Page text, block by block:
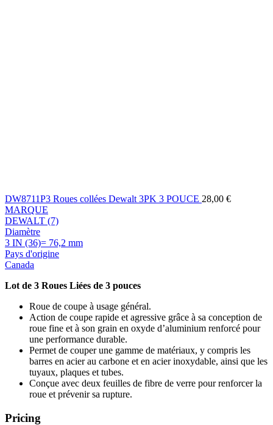
DW8711P3 Roues collées Dewalt 3PK 3 POUCE 28,00 €
MARQUE
DEWALT (7)
Diamètre
3 IN (36)= 76,2 mm
Pays d'origine
Canada
Lot de 3 Roues Liées de 3 pouces
Roue de coupe à usage général.
Action de coupe rapide et agressive grâce à sa conception de
roue fine et à son grain en oxyde d’aluminium renforcé pour
une performance durable.
Permet de couper une gamme de matériaux, y compris les
barres en acier au carbone et en acier inoxydable, ainsi que les
tuyaux, plaques et tubes.
Conçue avec deux feuilles de fibre de verre pour renforcer la
roue et prévenir sa rupture.
Pricing